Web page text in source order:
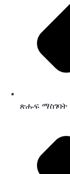
ጽሑፍ ማስገባት